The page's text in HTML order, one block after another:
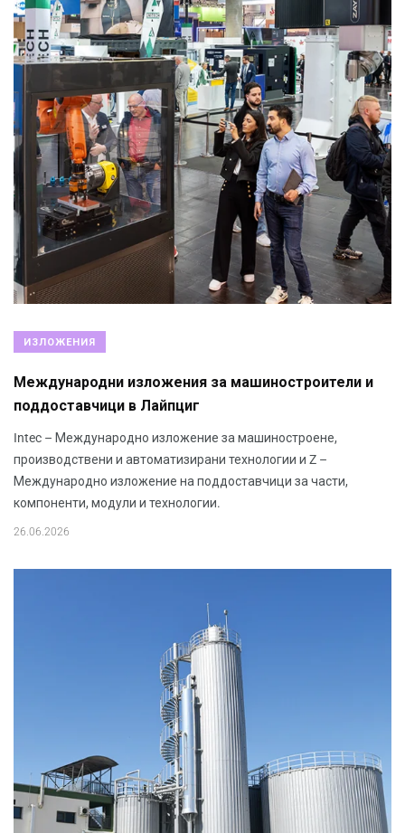
ИЗЛОЖЕНИЯ
Международни изложения за машиностроители и
поддоставчици в Лайпциг
Intec – Международно изложение за машиностроене,
производствени и автоматизирани технологии и Z –
Международно изложение на поддоставчици за части,
компоненти, модули и технологии.
26.06.2026